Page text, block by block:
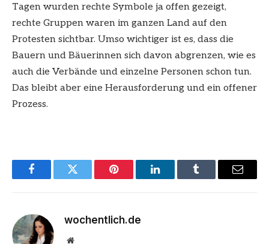
Tagen wurden rechte Symbole ja offen gezeigt,
rechte Gruppen waren im ganzen Land auf den
Protesten sichtbar. Umso wichtiger ist es, dass die
Bauern und Bäuerinnen sich davon abgrenzen, wie es
auch die Verbände und einzelne Personen schon tun.
Das bleibt aber eine Herausforderung und ein offener
Prozess.
FacebookTwitter Pinterest LinkedInTumblr Email
wochentlich.de
Website